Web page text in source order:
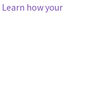
Learn how your